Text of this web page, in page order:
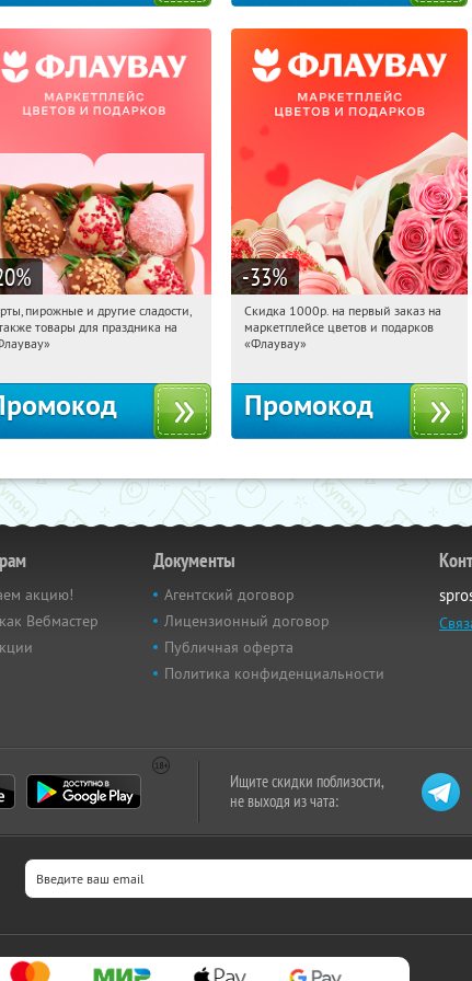
%
05:20:52 Получили:
пирожные и другие сладости,
товары для праздника на
-33%
05:20:52 Получили:
Россия
Скидка 1000р. на первый заказ на
маркетплейсе цветов и подарков
«Флаувау»
Промокод
акцию!
Вебмастер
Документы
Агентский договор
Лицензионный договор
Публичная оферта
Политика конфиденциальности
Ищите скидки поблизости,
не выходя из чата: